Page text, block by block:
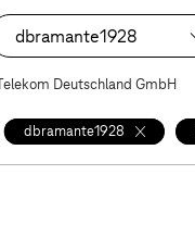
Ausgewählt:
dbramante1928
Deutschland GmbH
dbramante1928